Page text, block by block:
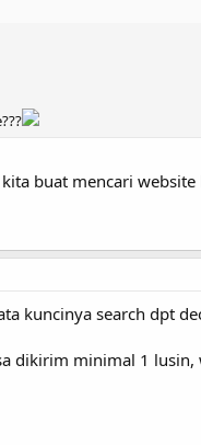
buat mencari
kuncinya search dpt
dikirim minimal 1